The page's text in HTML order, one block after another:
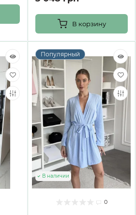
В корзину
Популярный
0
В наличии